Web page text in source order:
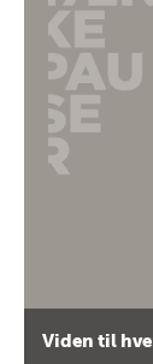
Viden til